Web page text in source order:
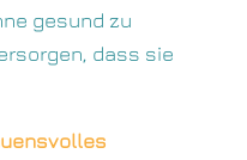
gesund zu
dass sie